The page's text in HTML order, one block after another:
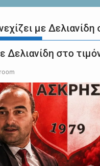
με Δελιανίδη
Δελιανίδη στο